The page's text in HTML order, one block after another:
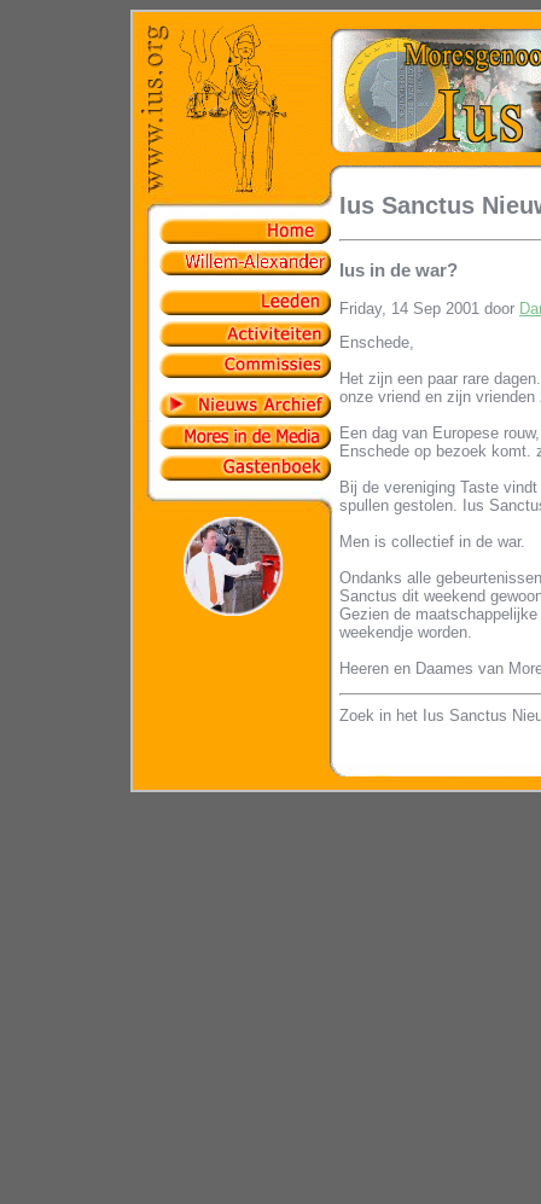
Ius Sanctus
Ius in de war?
Friday, 14 Sep 2001 door
Enschede,
Het zijn een paar rare
onze vriend en zijn
Een dag van Europese
Enschede op bezoek komt.
Bij de vereniging Taste
spullen gestolen. Ius
Men is collectief in de war.
Ondanks alle
Sanctus dit weekend
Gezien de
weekendje worden.
Heeren en Daames van
Zoek in het Ius Sanctus